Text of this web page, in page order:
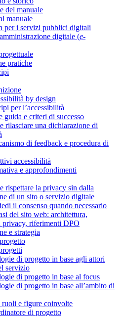
del manuale
manuale
per i servizi pubblici digitali
digitale (e-
pratiche
by design
per l’accessibilità
guida e criteri di successo
rilasciare una dichiarazione di
di feedback e procedura di
accessibilità
e approfondimenti
rispettare la privacy sin dalla
di un sito o servizio digitale
il consenso quando necessario
del sito web: architettura,
privacy, riferimenti DPO
e strategia
di progetto in base agli attori
servizio
di progetto in base al focus
di progetto in base all’ambito di
ruoli e figure coinvolte
di progetto